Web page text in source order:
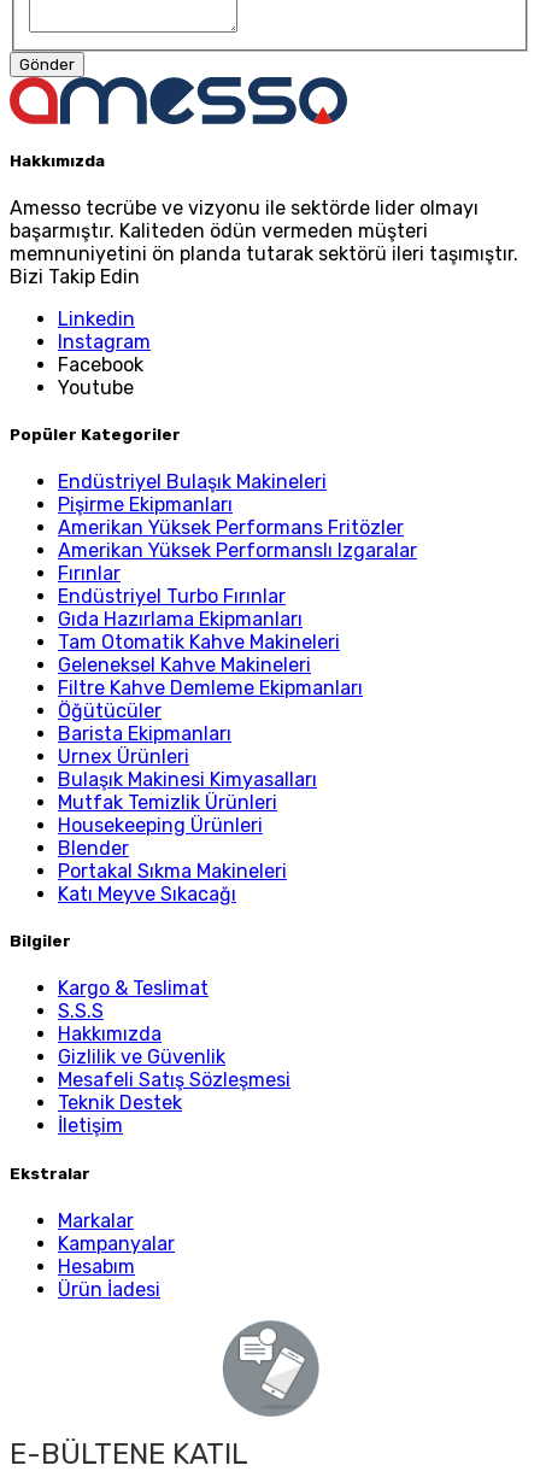
Hakkımızda
Amesso tecrübe ve vizyonu ile sektörde lider olmayı
başarmıştır. Kaliteden ödün vermeden müşteri
memnuniyetini ön planda tutarak sektörü ileri taşımıştır.
Bizi Takip Edin
Linkedin
Instagram
Facebook
Youtube
Popüler Kategoriler
Endüstriyel Bulaşık Makineleri
Pişirme Ekipmanları
Amerikan Yüksek Performans Fritözler
Amerikan Yüksek Performanslı Izgaralar
Fırınlar
Endüstriyel Turbo Fırınlar
Gıda Hazırlama Ekipmanları
Tam Otomatik Kahve Makineleri
Geleneksel Kahve Makineleri
Filtre Kahve Demleme Ekipmanları
Öğütücüler
Barista Ekipmanları
Urnex Ürünleri
Bulaşık Makinesi Kimyasalları
Mutfak Temizlik Ürünleri
Housekeeping Ürünleri
Blender
Portakal Sıkma Makineleri
Katı Meyve Sıkacağı
Bilgiler
Kargo & Teslimat
S.S.S
Hakkımızda
Gizlilik ve Güvenlik
Mesafeli Satış Sözleşmesi
Teknik Destek
İletişim
Ekstralar
Markalar
Kampanyalar
Hesabım
Ürün İadesi
E-BÜLTENE KATIL